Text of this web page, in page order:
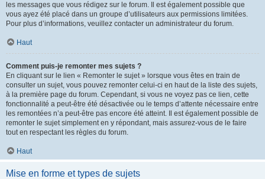
les messages que vous rédigez sur le forum. Il est également possible que
vous ayez été placé dans un groupe d’utilisateurs aux permissions limitées.
Pour plus d’informations, veuillez contacter un administrateur du forum.
Haut
Comment puis-je remonter mes sujets ?
En cliquant sur le lien « Remonter le sujet » lorsque vous êtes en train de
consulter un sujet, vous pouvez remonter celui-ci en haut de la liste des sujets,
à la première page du forum. Cependant, si vous ne voyez pas ce lien, cette
fonctionnalité a peut-être été désactivée ou le temps d’attente nécessaire entre
les remontées n’a peut-être pas encore été atteint. Il est également possible de
remonter le sujet simplement en y répondant, mais assurez-vous de le faire
tout en respectant les règles du forum.
Haut
Mise en forme et types de sujets